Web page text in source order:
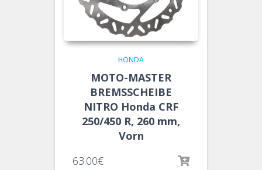
HONDA
MOTO-MASTER
BREMSSCHEIBE
NITRO Honda CRF
250/450 R, 260 mm,
Vorn
63.00€